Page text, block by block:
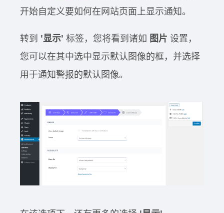
开始自定义要如何在网站页面上显示通知。
转到 '显示' 标签，您将看到诸如 图片 设置，
您可以在其中选中显示默认图像的框，并选择
用于通知警报的默认图像。